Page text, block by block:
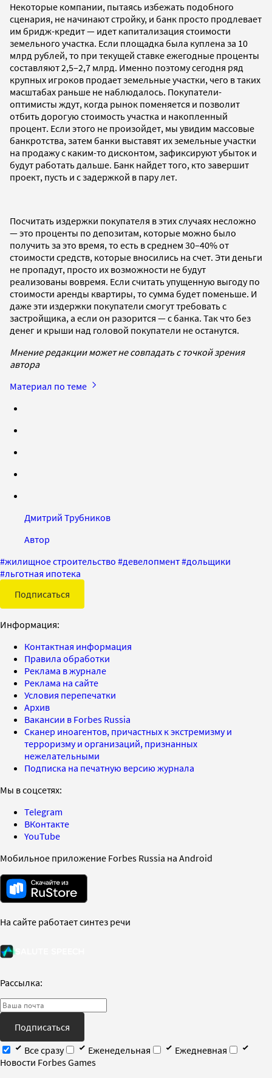
Некоторые компании, пытаясь избежать подобного
сценария, не начинают стройку, и банк просто продлевает
им бридж-кредит — идет капитализация стоимости
земельного участка. Если площадка была куплена за 10
млрд рублей, то при текущей ставке ежегодные проценты
составляют 2,5–2,7 млрд. Именно поэтому сегодня ряд
крупных игроков продает земельные участки, чего в таких
масштабах раньше не наблюдалось. Покупатели-
оптимисты ждут, когда рынок поменяется и позволит
отбить дорогую стоимость участка и накопленный
процент. Если этого не произойдет, мы увидим массовые
банкротства, затем банки выставят их земельные участки
на продажу с каким-то дисконтом, зафиксируют убыток и
будут работать дальше. Банк найдет того, кто завершит
проект, пусть и с задержкой в пару лет.
Посчитать издержки покупателя в этих случаях несложно
— это проценты по депозитам, которые можно было
получить за это время, то есть в среднем 30–40% от
стоимости средств, которые вносились на счет. Эти деньги
не пропадут, просто их возможности не будут
реализованы вовремя. Если считать упущенную выгоду по
стоимости аренды квартиры, то сумма будет поменьше. И
даже эти издержки покупатели смогут требовать с
застройщика, а если он разорится — с банка. Так что без
денег и крыши над головой покупатели не останутся.
Мнение редакции может не совпадать с точкой зрения
автора
Материал по теме
Дмитрий Трубников
Автор
#жилищное строительство #девелопмент#дольщики
#льготная ипотека
Подписаться
Информация:
Контактная информация
Правила обработки
Реклама в журнале
Реклама на сайте
Условия перепечатки
Архив
Вакансии в Forbes Russia
Сканер иноагентов, причастных к экстремизму и
терроризму и организаций, признанных
нежелательными
Подписка на печатную версию журнала
Мы в соцсетях:
Telegram
ВКонтакте
YouTube
Мобильное приложение Forbes Russia на Android
На сайте работает синтез речи
Рассылка:
Подписаться
Все сразу
Еженедельная
Ежедневная
Новости Forbes Games